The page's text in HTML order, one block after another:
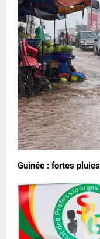
Guinée : fortes